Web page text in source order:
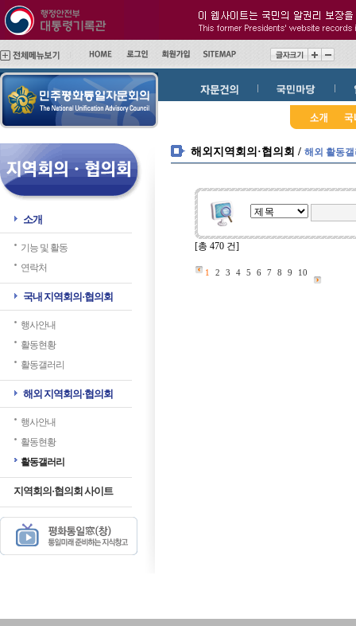
인
메
바
문
바
가
소개
기능 및 활동
연락처
국내 지역회의·협의회
행사안내
활동현황
활동갤러리
해외 지역회의·협의회
행사안내
활동현황
활동갤러리
지역회의·협의회 사이트
해외지역회의·협의회 / 해외 활동
[총 470 건]
1 2 3 4 5 6 7 8 9 10